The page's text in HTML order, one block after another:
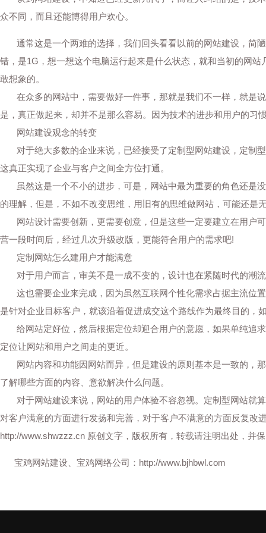
众不同，而且还能博得用户欢心。
通常这是一个两难的选择，我们回头看看以前的网站建设，简陋
错，是1G，想一想这个电脑运行起来是什么状态，就和当初的网
敢想象的。
在众多的网站中，需要做好一件事，那就是我们不一样，就是
是，真正做起来，却并不是那么容易。因为技术的进步和用户的习
网站建设观念的转变
对于绝大多数的企业来说，已经接受了定制型网站建设，定制
这真正实现了企业与客户之间全方位打通。
虽然这是一个不小的进步，可是，网站中最为重要的角色还是
的理解，但是，不如不改变思维，用旧有的思维做网站，可能还是
网站设计需要创新，更需要创意，但是这些一定要建立在用户
营一段时间后，经过几次升级改版，更能符合用户的需求吧!
定制网站怎么建用户才能满意
对于用户而言，审美不是一成不变的，设计也在紧随时代的潮
这也需要企业来完成，因为虽然互联网个性化需求占据主流位
是针对企业目标客户，就该沿着促进成交这个路线作为最终目的
给网站定好位，然后根据定位却迎合用户的意愿，如果单纯追
定位让网站和用户之间走的更近。
网站内容和功能因网站而异，但是建设的原则基本是一致的，
了解哪些方面的内容、意欲解决什么问题。
对于网站建设来说，网站的用户体验不容忽视。定制型网站就
对客户满意的方面进行发扬和完善，对于客户不满意的方面反复
http://www.shwzzz.cn 原创文字，版权所有，转载请注明出处，并
宝鸡网站建设、宝鸡网络公司： http://www.bjhbwl.com